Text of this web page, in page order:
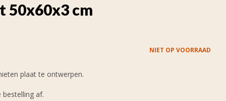
50x60x3 cm
NIET OP VOORRAAD
plaat te ontwerpen.
af.